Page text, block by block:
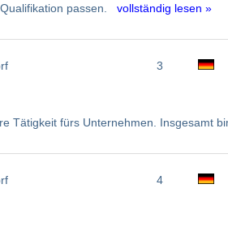
passen. vollständig lesen »
3
Tätigkeit fürs Unternehmen. Insgesamt
4